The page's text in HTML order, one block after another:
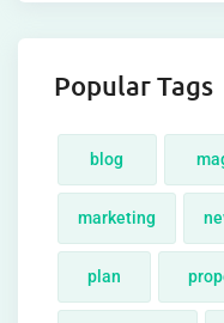
Popular Tags
blog
marketing
plan